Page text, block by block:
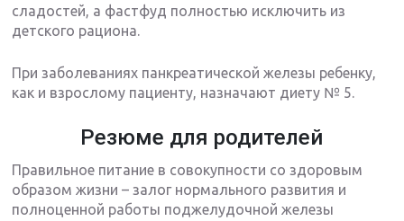
сладостей, а фастфуд полностью исключить из
детского рациона.
При заболеваниях панкреатической железы ребенку,
как и взрослому пациенту, назначают диету № 5.
Резюме для родителей
Правильное питание в совокупности со здоровым
образом жизни – залог нормального развития и
полноценной работы поджелудочной железы